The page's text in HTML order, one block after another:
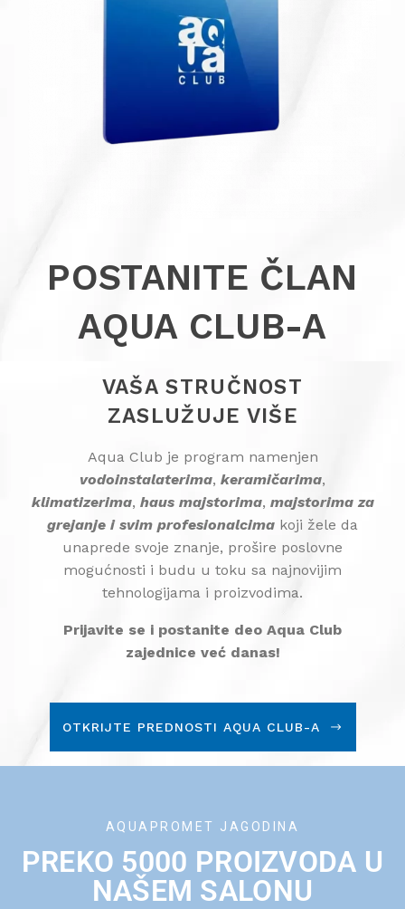
POSTANITE ČLAN
AQUA CLUB-A
VAŠA STRUČNOST
ZASLUŽUJE VIŠE
Aqua Club je program namenjen
vodoinstalaterima, keramičarima,
klimatizerima, haus majstorima, majstorima za
grejanje i svim profesionalcima koji žele da
unaprede svoje znanje, prošire poslovne
mogućnosti i budu u toku sa najnovijim
tehnologijama i proizvodima.
Prijavite se i postanite deo Aqua Club
zajednice već danas!
OTKRIJTE PREDNOSTI AQUA CLUB-A
AQUAPROMET JAGODINA
PREKO 5000 PROIZVODA U
NAŠEM SALONU